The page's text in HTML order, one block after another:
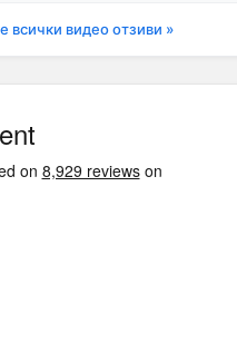
всички видео отзиви »